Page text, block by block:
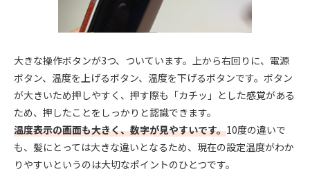
大きな操作ボタンが3つ、ついています。上から右回りに、電源
ボタン、温度を上げるボタン、温度を下げるボタンです。ボタン
が大きいため押しやすく、押す際も「カチッ」とした感覚がある
ため、押したことをしっかりと認識できます。
温度表示の画面も大きく、数字が見やすいです。10度の違いで
も、髪にとっては大きな違いとなるため、現在の設定温度がわか
りやすいというのは大切なポイントのひとつです。